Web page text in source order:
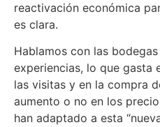
reactivación económica
es clara.
Hablamos con las
experiencias, lo que gasta
las visitas y en la compra
aumento o no en los
han adaptado a esta